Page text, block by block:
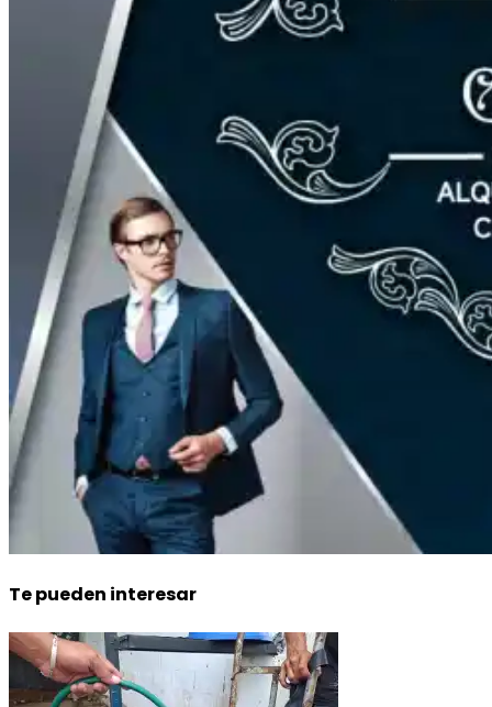
Te pueden interesar